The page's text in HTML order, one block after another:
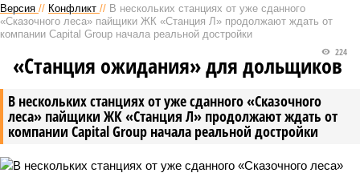
Версия // Конфликт // В нескольких станциях от уже сданного
«Сказочного леса» пайщики ЖК «Станция Л» продолжают ждать от
компании Capital Group начала реальной достройки
В нескольких станциях от уже сданного «Сказочного
леса» пайщики ЖК «Станция Л» продолжают ждать от
компании Capital Group начала реальной достройки
224
«Станция ожидания» для дольщиков